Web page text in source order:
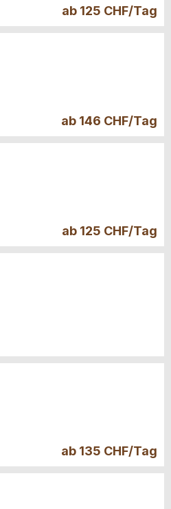
ab 125 CHF/Tag
ab 146 CHF/Tag
ab 125 CHF/Tag
ab 135 CHF/Tag